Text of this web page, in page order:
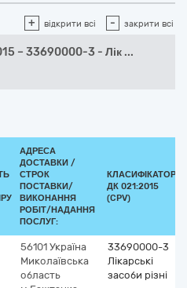
+ відкрити всі - закрити всі
– 33690000-3 - Лік ...
АДРЕСА
ДОСТАВКИ /
СТРОК
ПОСТАВКИ/
ВИКОНАННЯ
РОБІТ/НАДАННЯ
ПОСЛУГ:
КЛАСИФІКАТОР
ДК 021:2015
(CPV)
56101 Україна
Миколаївська
область
33690000-3
Лікарські
засоби різні